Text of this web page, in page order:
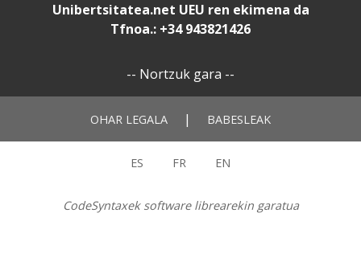
Unibertsitatea.net UEU ren ekimena da
Tfnoa.: +34 943821426
-- Nortzuk gara --
OHAR LEGALA | BABESLEAK
ES FR EN
CodeSyntaxek software librearekin garatua